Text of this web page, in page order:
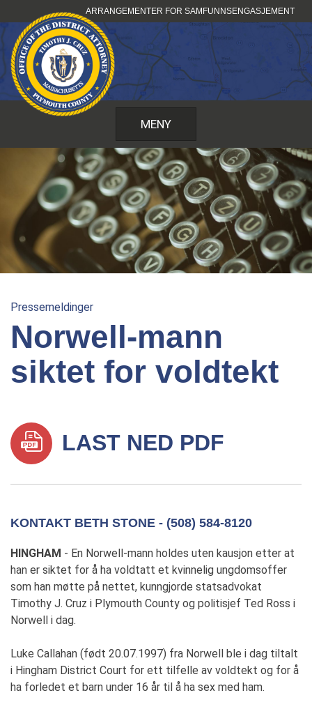
til
innhold
ARRANGEMENTER FOR SAMFUNNSENGASJEMENT
MENY
Pressemeldinger
Norwell-mann
siktet for voldtekt
LAST NED PDF
KONTAKT BETH STONE - (508) 584-8120
HINGHAM - En Norwell-mann holdes uten kausjon etter at
han er siktet for å ha voldtatt et kvinnelig ungdomsoffer
som han møtte på nettet, kunngjorde statsadvokat
Timothy J. Cruz i Plymouth County og politisjef Ted Ross i
Norwell i dag.
Luke Callahan (født 20.07.1997) fra Norwell ble i dag tiltalt
i Hingham District Court for ett tilfelle av voldtekt og for å
ha forledet et barn under 16 år til å ha sex med ham.